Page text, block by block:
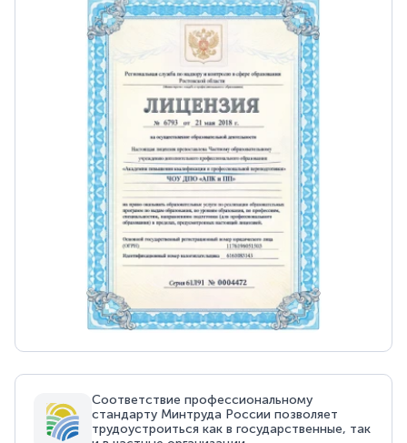
Соответствие профессиональному
стандарту Минтруда России позволяет
трудоустроиться как в государственные, так